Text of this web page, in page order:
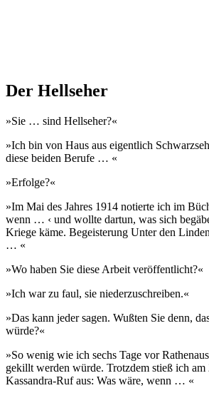
Der Hellseher
»Sie … sind Hellseher?«
»Ich bin von Haus aus eigentlich
diese beiden Berufe … «
»Erfolge?«
»Im Mai des Jahres 1914 notierte ich im
wenn … ‹ und wollte dartun, was sich
Kriege käme. Begeisterung Unter den
… «
»Wo haben Sie diese Arbeit veröffentlicht?«
»Ich war zu faul, sie niederzuschreiben.«
»Das kann jeder sagen. Wußten Sie denn,
würde?«
»So wenig wie ich sechs Tage vor
gekillt werden würde. Trotzdem stieß ich am
Kassandra-Ruf aus: Was wäre, wenn … «